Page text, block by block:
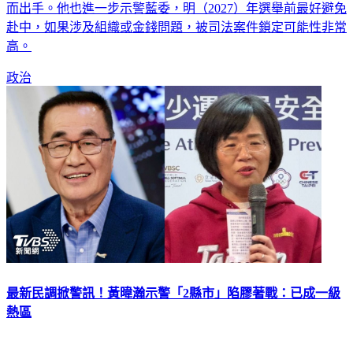
而出手。他也進一步示警藍委，明（2027）年選舉前最好避免
赴中，如果涉及組織或金錢問題，被司法案件鎖定可能性非常
高。
政治
最新民調掀警訊！黃暐瀚示警「2縣市」陷膠著戰：已成一級
熱區